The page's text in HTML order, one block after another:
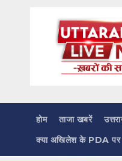
होम ताजा खबरें
क्या अखिलेश के PDA पर